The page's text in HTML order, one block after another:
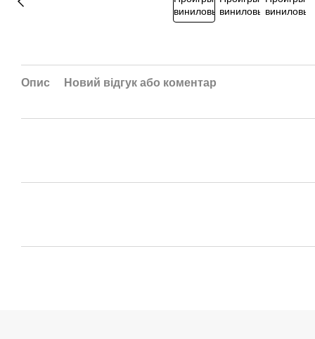
Опис Новий відгук або коментар